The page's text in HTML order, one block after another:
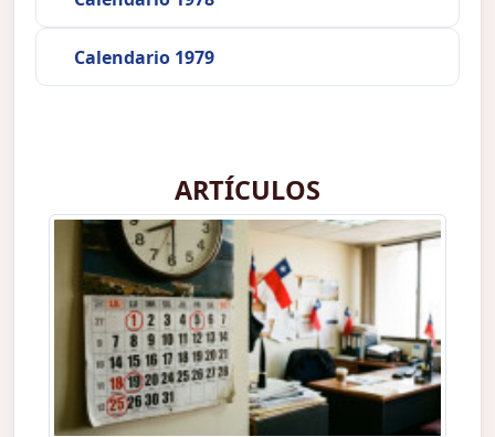
Calendario 1979
ARTÍCULOS